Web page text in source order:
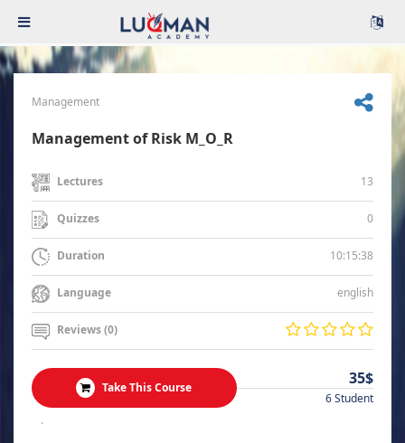
Management
Management of Risk M_O_R
Lectures 13
Quizzes 0
Duration 10:15:38
Language english
Reviews (0)
Take This Course 35$
6 Student
.